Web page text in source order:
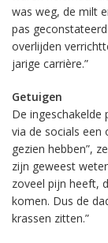
was weg, de milt
pas
overlijden
jarige carrière.”
Getuigen
De
via de socials een
gezien hebben”,
zijn geweest
zoveel pijn heeft,
komen. Dus de
krassen zitten.”